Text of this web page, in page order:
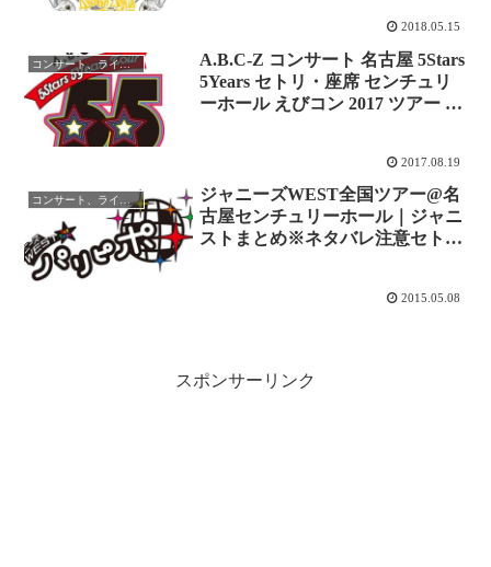
2018.05.15
コンサート、ライブレポ
A.B.C-Z コンサート 名古屋 5Stars
5Years セトリ・座席 センチュリ
ーホール えびコン 2017 ツアー ツ
2017.08.19
ジャニーズWEST全国ツアー@名
古屋センチュリーホール｜ジャニ
ストまとめ※ネタバレ注意セトリ
2015.05.08
スポンサーリンク